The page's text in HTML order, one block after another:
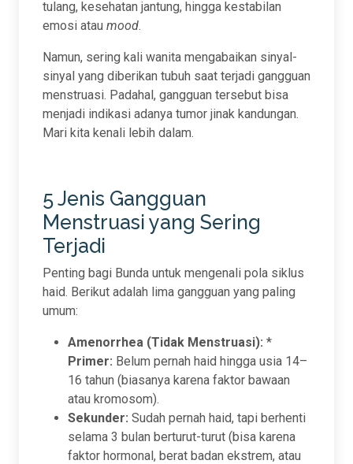
tulang, kesehatan jantung, hingga kestabilan
emosi atau mood.
Namun, sering kali wanita mengabaikan sinyal-
sinyal yang diberikan tubuh saat terjadi gangguan
menstruasi. Padahal, gangguan tersebut bisa
menjadi indikasi adanya tumor jinak kandungan.
Mari kita kenali lebih dalam.
5 Jenis Gangguan
Menstruasi yang Sering
Terjadi
Penting bagi Bunda untuk mengenali pola siklus
haid. Berikut adalah lima gangguan yang paling
umum:
Amenorrhea (Tidak Menstruasi): *
Primer: Belum pernah haid hingga usia 14–
16 tahun (biasanya karena faktor bawaan
atau kromosom).
Sekunder: Sudah pernah haid, tapi berhenti
selama 3 bulan berturut-turut (bisa karena
faktor hormonal, berat badan ekstrem, atau